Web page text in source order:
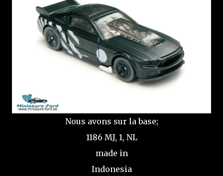
Nous avons sur la base;
1186 MJ, 1, NL
made in
Indonesia